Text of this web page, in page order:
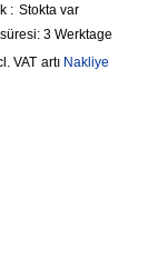
: Stokta var
3 Werktage
VAT artı Nakliye